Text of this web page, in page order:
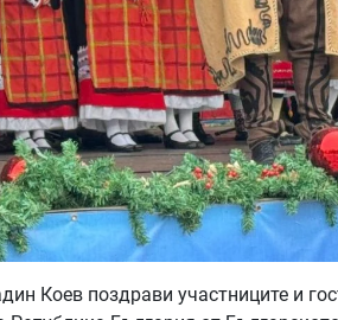
Коев поздрави участниците и